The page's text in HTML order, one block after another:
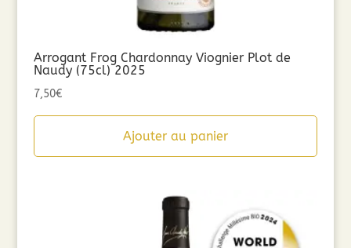
Arrogant Frog Chardonnay Viognier Plot de
Naudy (75cl) 2025
7,50€
Ajouter au panier